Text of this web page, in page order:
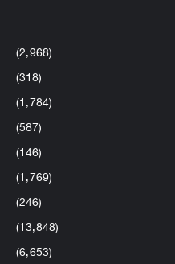
(2٬968)
(318)
(1٬784)
(587)
(146)
(1٬769)
(246)
(13٬848)
(6٬653)